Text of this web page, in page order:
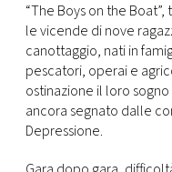
“The Boys on the
le vicende di nove
canottaggio, nati in
pescatori, operai e
ostinazione il loro
ancora segnato dalle
Depressione.